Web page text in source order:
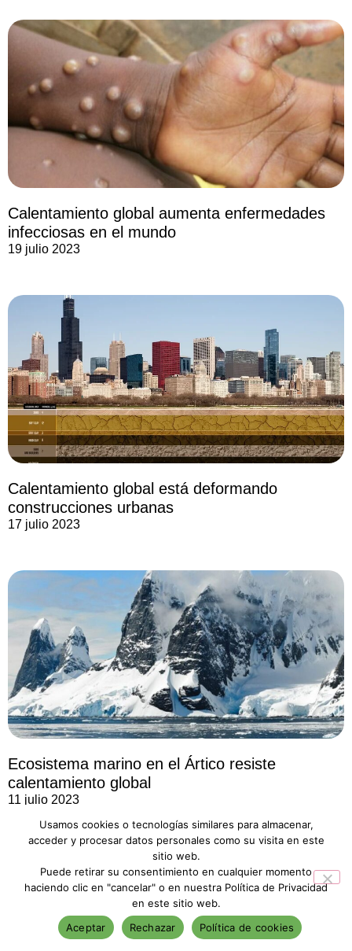
Calentamiento global aumenta enfermedades
infecciosas en el mundo
19 julio 2023
Calentamiento global está deformando
construcciones urbanas
17 julio 2023
Ecosistema marino en el Ártico resiste
calentamiento global
11 julio 2023
Usamos cookies o tecnologías similares para almacenar,
acceder y procesar datos personales como su visita en este
sitio web.
Puede retirar su consentimiento en cualquier momento
haciendo clic en "cancelar" o en nuestra Política de Privacidad
en este sitio web.
Aceptar
Rechazar Política de cookies